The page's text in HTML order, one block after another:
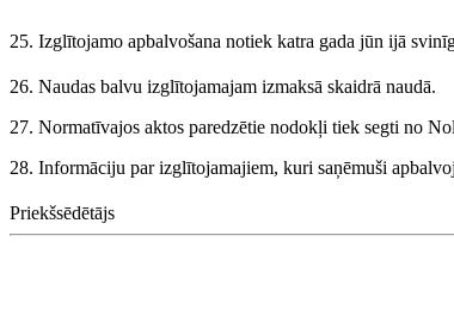
25. Izglītojamo apbalvošana notiek katra gada jūn ijā
26. Naudas balvu izglītojamajam izmaksā skaidrā naudā.
27. Normatīvajos aktos paredzētie nodokļi tiek segti no
28. Informāciju par izglītojamajiem, kuri saņēmuši
Priekšsēdētājs